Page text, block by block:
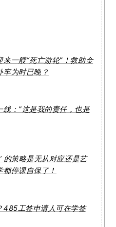
一艘“死亡游轮”！救助金
牢为时已晚？
：”这是我的责任，也是
的策略是无从对应还是艺
停课自保了！
485工签申请人可在学签